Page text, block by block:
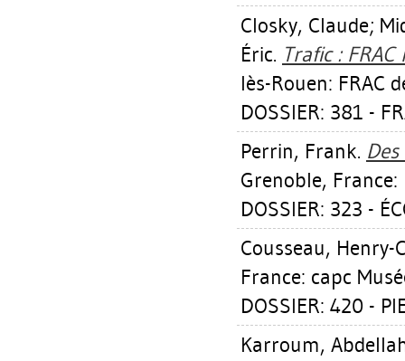
Closky, Claude;
Éric. Trafic :
lès-Rouen: FRAC
DOSSIER: 381 -
Perrin, Frank.
Grenoble,
DOSSIER: 323 -
Cousseau, Henry-
France: capc
DOSSIER: 420 -
Karroum,